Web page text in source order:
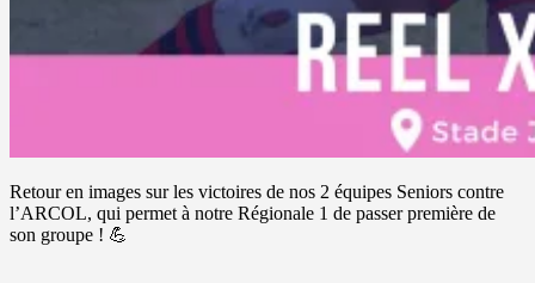
Retour en images sur les victoires de nos 2 équipes Seniors contre
l’ARCOL, qui permet à notre Régionale 1 de passer première de
son groupe ! 💪